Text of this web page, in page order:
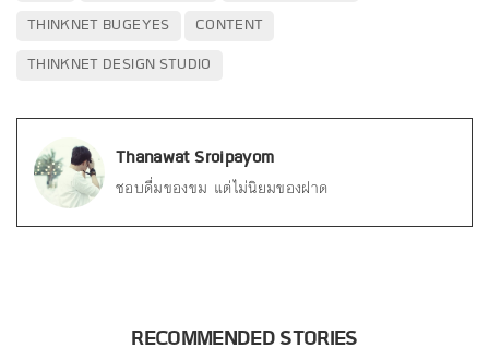
THINKNET BUGEYES
CONTENT
THINKNET DESIGN STUDIO
Thanawat Sroipayom
ชอบดื่มของขม แต่ไม่นิยมของฝาด
RECOMMENDED STORIES